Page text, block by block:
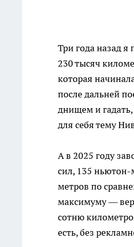
Три года назад я
230 тысяч
которая
после дальней
днищем и
для себя тему
А в 2025 году
сил, 135 ньютон-
метров по
максимуму —
сотню
есть, без